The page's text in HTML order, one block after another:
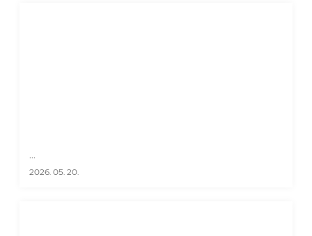
...
2026. 05. 20.